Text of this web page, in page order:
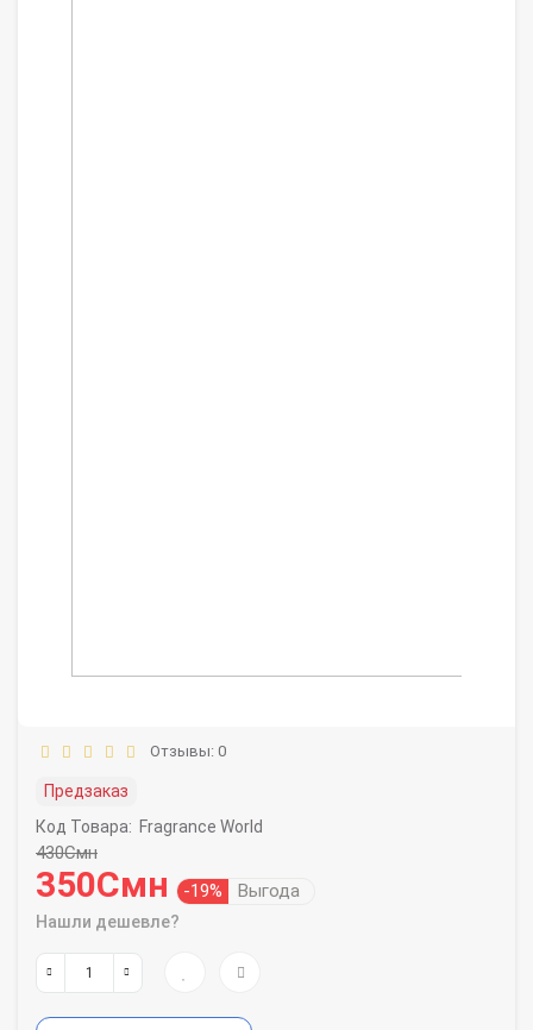
Отзывы: 0
Предзаказ
Код Товара: Fragrance World
430Смн
350Смн -19% Выгода
Нашли дешевле?